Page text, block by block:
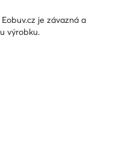
je závazná a
výrobku.